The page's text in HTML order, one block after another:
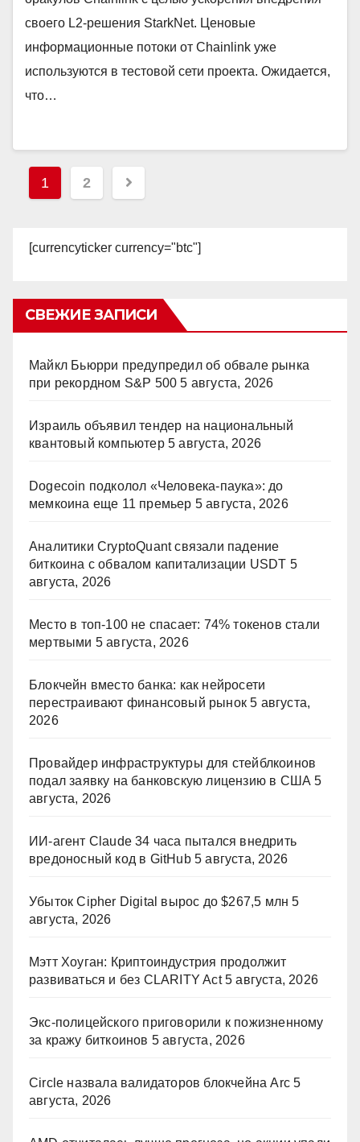
своего L2-решения StarkNet. Ценовые
информационные потоки от Chainlink уже
используются в тестовой сети проекта. Ожидается,
что…
Пагинация
1 2
[currencyticker currency="btc"]
СВЕЖИЕ ЗАПИСИ
Майкл Бьюрри предупредил об обвале рынка
при рекордном S&P 500 5 августа, 2026
Израиль объявил тендер на национальный
квантовый компьютер 5 августа, 2026
Dogecoin подколол «Человека-паука»: до
мемкоина еще 11 премьер 5 августа, 2026
Аналитики CryptoQuant связали падение
биткоина с обвалом капитализации USDT 5
августа, 2026
Место в топ-100 не спасает: 74% токенов стали
мертвыми 5 августа, 2026
Блокчейн вместо банка: как нейросети
перестраивают финансовый рынок 5 августа,
2026
Провайдер инфраструктуры для стейблкоинов
подал заявку на банковскую лицензию в США 5
августа, 2026
ИИ-агент Claude 34 часа пытался внедрить
вредоносный код в GitHub 5 августа, 2026
Убыток Cipher Digital вырос до $267,5 млн 5
августа, 2026
Мэтт Хоуган: Криптоиндустрия продолжит
развиваться и без CLARITY Act 5 августа, 2026
Экс-полицейского приговорили к пожизненному
за кражу биткоинов 5 августа, 2026
Circle назвала валидаторов блокчейна Arc 5
августа, 2026